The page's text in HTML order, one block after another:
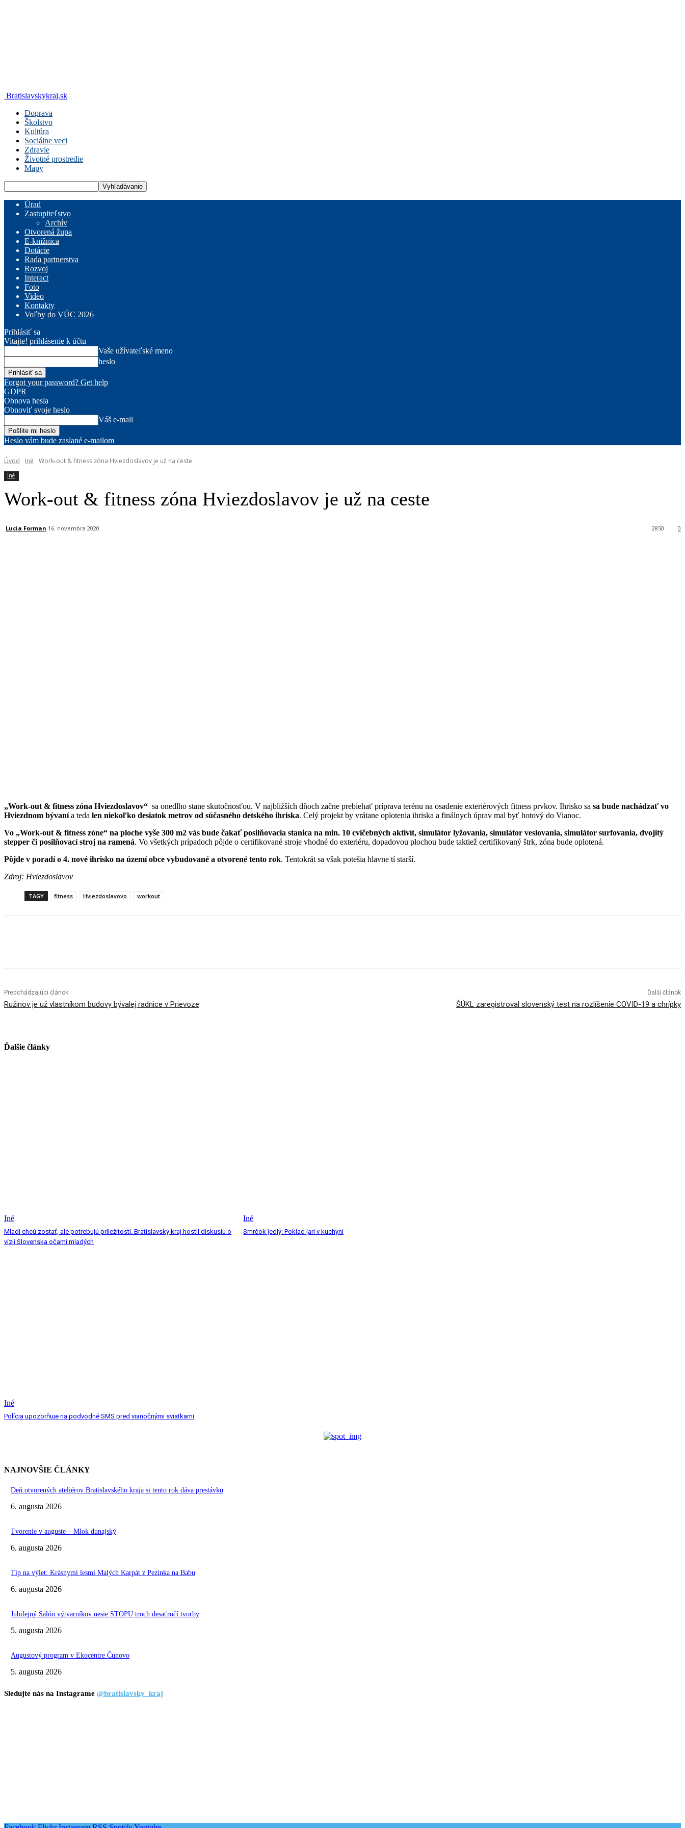
Bratislavskykraj.sk
Doprava
Školstvo
Kultúra
Sociálne veci
Zdravie
Životné prostredie
Mapy
Úrad
Zastupiteľstvo
Archív
Otvorená župa
E-knižnica
Dotácie
Rada partnerstva
Rozvoj
Interact
Foto
Video
Kontakty
Voľby do VÚC 2026
Prihlásiť sa
Vitajte! prihlásenie k účtu
Vaše užívateľské meno
heslo
Forgot your password? Get help
GDPR
Obnova hesla
Obnoviť svoje heslo
Váš e-mail
Heslo vám bude zaslané e-mailom
Úvod Iné Work-out & fitness zóna Hviezdoslavov je už na ceste
Iné
Work-out & fitness zóna Hviezdoslavov je už na ceste
Lucia Forman 16. novembra 2020 0
2850
„Work-out & fitness zóna Hviezdoslavov“ sa onedlho stane skutočnosťou. V najbližších dňoch začne prebiehať príprava terénu na osadenie exteriérových fitness prvkov. Ihrisko sa sa bude nachádzať vo
Hviezdnom bývanía teda len niekoľko desiatok metrov od súčasného detského ihriska. Celý projekt by vrátane oplotenia ihriska a finálnych úprav mal byť hotový do Vianoc.
Vo „Work-out & fitness zóne“ na ploche vyše 300 m2 vás bude čakať posilňovacia stanica na min. 10 cvičebných aktivít, simulátor lyžovania, simulátor veslovania, simulátor surfovania, dvojitý
stepper či posilňovací stroj na ramená. Vo všetkých prípadoch pôjde o certifikované stroje vhodné do exteriéru, dopadovou plochou bude taktiež certifikovaný štrk, zóna bude oplotená.
Pôjde v poradí o 4. nové ihrisko na území obce vybudované a otvorené tento rok. Tentokrát sa však potešia hlavne tí starší.
Zdroj: Hviezdoslavov
TAGY fitness Hviezdoslavovo workout
Predchádzajúci článok
Ružinov je už vlastníkom budovy bývalej radnice v Prievoze
Ďalší článok
ŠÚKL zaregistroval slovenský test na rozlíšenie COVID-19 a chrípky
Ďalšie články
Iné
Mladí chcú zostať, ale potrebujú príležitosti. Bratislavský kraj hostil diskusiu o
vízii Slovenska očami mladých
Iné
Smrčok jedlý: Poklad jari v kuchyni
Iné
Polícia upozorňuje na podvodné SMS pred vianočnými sviatkami
NAJNOVŠIE ČLÁNKY
Deň otvorených ateliérov Bratislavského kraja si tento rok dáva prestávku
6. augusta 2026
Tvorenie v auguste – Mlok dunajský
6. augusta 2026
Tip na výlet: Krásnymi lesmi Malých Karpát z Pezinka na Babu
6. augusta 2026
Jubilejný Salón výtvarníkov nesie STOPU troch desaťročí tvorby
5. augusta 2026
Augustový program v Ekocentre Čunovo
5. augusta 2026
Sledujte nás na Instagrame @bratislavsky_kraj